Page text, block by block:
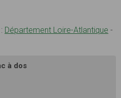
Département Loire-Atlantique -
à dos